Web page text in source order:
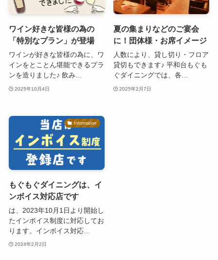
ワイン好きな皆様の為の
「特別なプラン」が登場
ワインが好きな皆様の為に、ワ
インをとことん堪能できるプラ
ンを造りました♪ 飲み…
2025年10月4日
夏の集まりなどのご宴会
に！団体様・お席イメージ
人数により、貸し切り・フロア
貸切もできます♪ 平和台もぐも
ぐダイニングでは、各…
2025年2月7日
Information
もぐもぐダイニングは、イ
ンボイス対応店です
は、2023年10月1日より開始し
たインボイス制度に対応してお
ります。インボイス対応…
2024年2月2日